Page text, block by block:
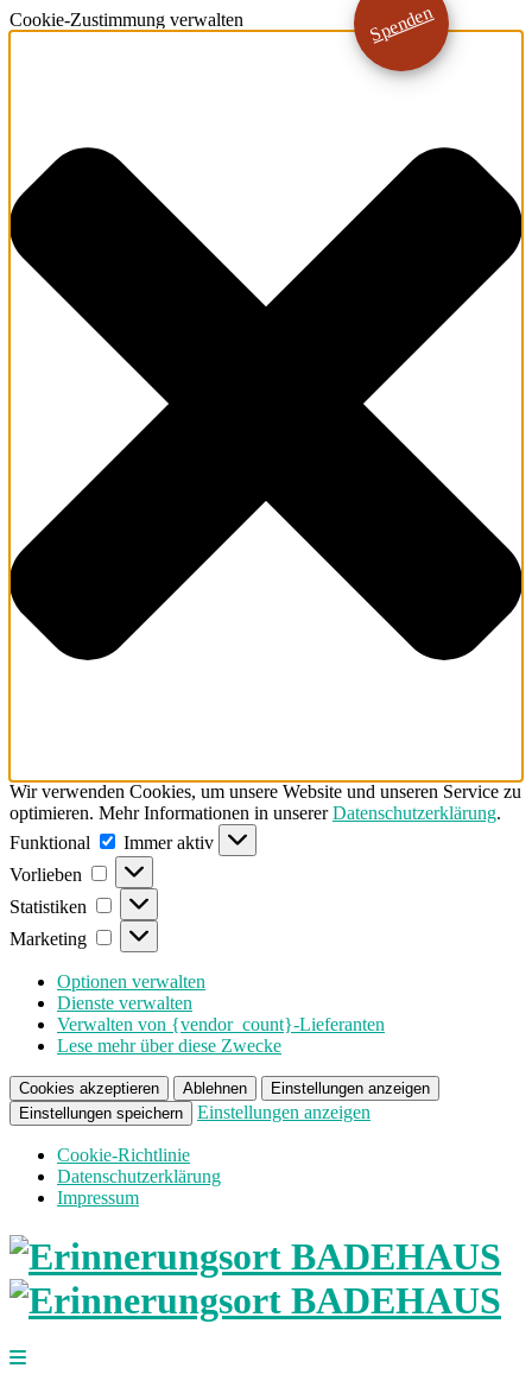
Cookie-Zustimmung verwalten
Wir verwenden Cookies, um unsere Website und unseren Service zu
optimieren. Mehr Informationen in unsererDatenschutzerklärung.
Funktional
Funktional
Immer aktiv
Vorlieben
Vorlieben
Statistiken Statistiken
Marketing Marketing
Optionen verwalten
Dienste verwalten
Verwalten von {vendor_count}-Lieferanten
Lese mehr über diese Zwecke
Cookies akzeptieren Ablehnen
Einstellungen anzeigen
Einstellungen speichern
Einstellungen anzeigen
Cookie-Richtlinie
Datenschutzerklärung
Impressum
Spenden